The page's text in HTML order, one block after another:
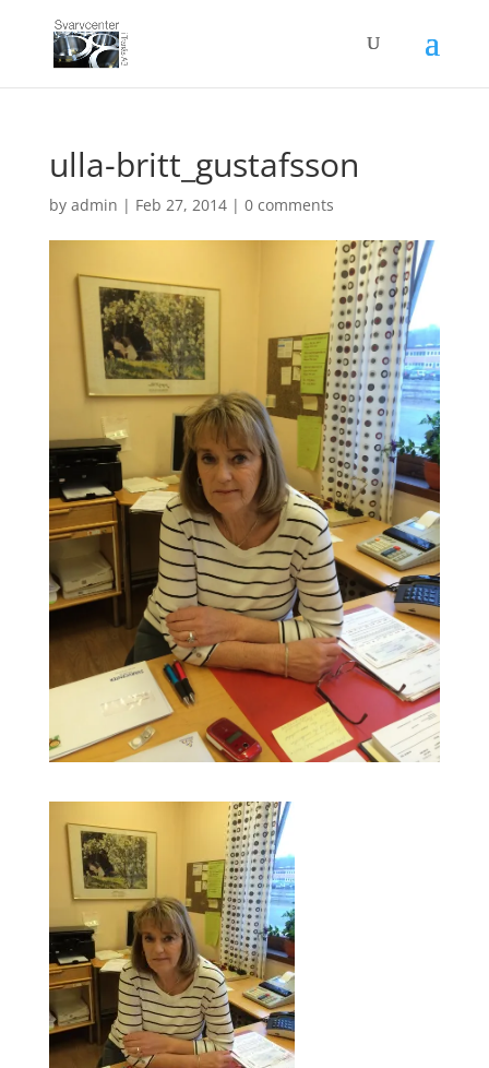
ulla-britt_gustafsson
by admin | Feb 27, 2014| 0 comments